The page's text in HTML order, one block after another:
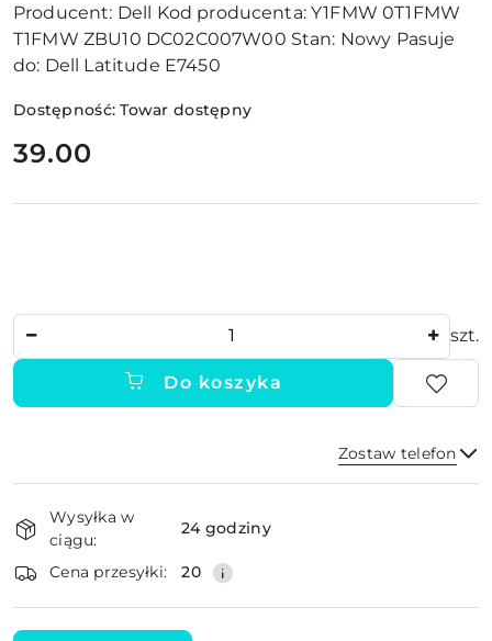
Producent: Dell Kod producenta:Y1FMW 0T1FMW
T1FMW ZBU10 DC02C007W00 Stan: Nowy Pasuje
do: Dell Latitude E7450
Dostępność:Towar dostępny
cena:
39.00
szt.
Do koszyka
Zostaw telefon
i
dostawa
Wysyłka w
ciągu:
24 godziny
Cena przesyłki: 20